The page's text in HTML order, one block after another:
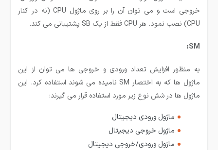
خروجی است و می توان آن را بر روی ماژول CPU (نه در کنار
CPU) نصب نمود. هر CPU فقط از یک SB پشتیبانی می کند.
SM:
به منظور افزایش تعداد ورودی و خروجی ها می توان از این
ماژول ها که به اختصار SM نامیده می شوند استفاده کرد. این
ماژول ها در شش نوع زیر مورد استفاده قرار می گیرند:
ماژول ورودی دیجیتال
ماژول خروجی دیجیتال
ماژول ورودی/خروجی دیجیتال